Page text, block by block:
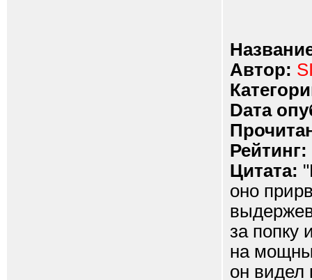
Автор:
Dата
Рейтинг:
Цитата:
оно
за попку
на
он видел